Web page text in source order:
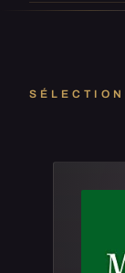
SÉLECTION